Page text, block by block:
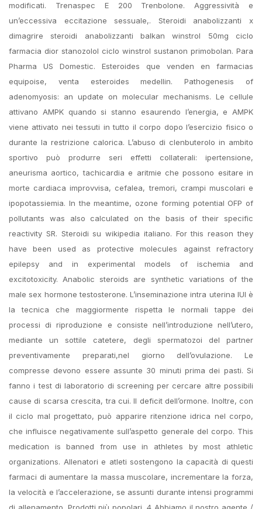
modificati. Trenaspec E 200 Trenbolone. Aggressività e
un’eccessiva eccitazione sessuale,. Steroidi anabolizzanti x
dimagrire steroidi anabolizzanti balkan winstrol 50mg ciclo
farmacia dior stanozolol ciclo winstrol sustanon primobolan. Para
Pharma US Domestic. Esteroides que venden en farmacias
equipoise, venta esteroides medellin. Pathogenesis of
adenomyosis: an update on molecular mechanisms. Le cellule
attivano AMPK quando si stanno esaurendo l’energia, e AMPK
viene attivato nei tessuti in tutto il corpo dopo l’esercizio fisico o
durante la restrizione calorica. L’abuso di clenbuterolo in ambito
sportivo può produrre seri effetti collaterali: ipertensione,
aneurisma aortico, tachicardia e aritmie che possono esitare in
morte cardiaca improvvisa, cefalea, tremori, crampi muscolari e
ipopotassiemia. In the meantime, ozone forming potential OFP of
pollutants was also calculated on the basis of their specific
reactivity SR. Steroidi su wikipedia italiano. For this reason they
have been used as protective molecules against refractory
epilepsy and in experimental models of ischemia and
excitotoxicity. Anabolic steroids are synthetic variations of the
male sex hormone testosterone. L’inseminazione intra uterina IUI è
la tecnica che maggiormente rispetta le normali tappe dei
processi di riproduzione e consiste nell’introduzione nell’utero,
mediante un sottile catetere, degli spermatozoi del partner
preventivamente preparati,nel giorno dell’ovulazione. Le
compresse devono essere assunte 30 minuti prima dei pasti. Si
fanno i test di laboratorio di screening per cercare altre possibili
cause di scarsa crescita, tra cui. Il deficit dell’ormone. Inoltre, con
il ciclo mal progettato, può apparire ritenzione idrica nel corpo,
che influisce negativamente sull’aspetto generale del corpo. This
medication is banned from use in athletes by most athletic
organizations. Allenatori e atleti sostengono la capacità di questi
farmaci di aumentare la massa muscolare, incrementare la forza,
la velocità e l’accelerazione, se assunti durante intensi programmi